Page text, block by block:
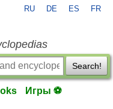
RU DE ES FR
Search!
Игры ⚽